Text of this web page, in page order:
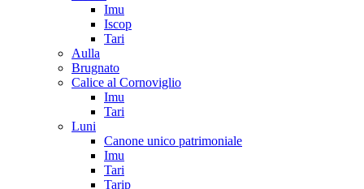
Imu
Iscop
Tari
Aulla
Brugnato
Calice al Cornoviglio
Imu
Tari
Luni
Canone unico patrimoniale
Imu
Tari
Tarip